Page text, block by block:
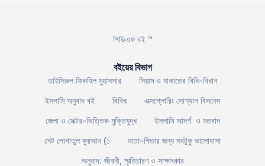
পিডিএফ বই ™
বইয়ের বিভাগ
তাইসিরুল ফিকহিল মুয়াসসার
সিয়াম ও যাকাতের বিধি-বিধান
ইসলামি অনুবাদ বই
বিবিধ
এক্সপ্লোরিং সোশ্যাল বিসনেস
জেলা ও সেক্টর-ভিত্তিক মুক্তিযুদ্ধ
ইসলামি আদর্শ ও মতবাদ
সেট লোগাতুল কুরআন (১
মাতা-পিতার জন্য সবটুকু ভালোবাসা
অনুবাদ: জীবনী, স্মৃতিচারণ ও সাক্ষাৎকার